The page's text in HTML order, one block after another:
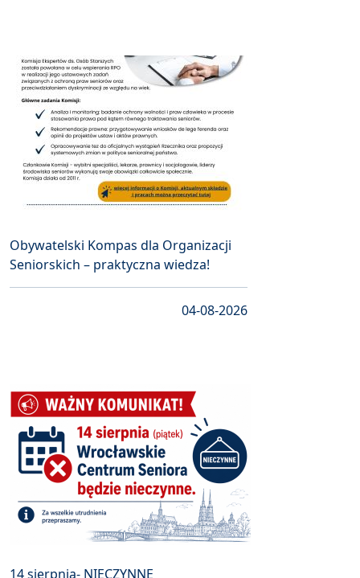
Obywatelski Kompas dla Organizacji
Seniorskich – praktyczna wiedza!
04-08-2026
14 sierpnia- NIECZYNNE